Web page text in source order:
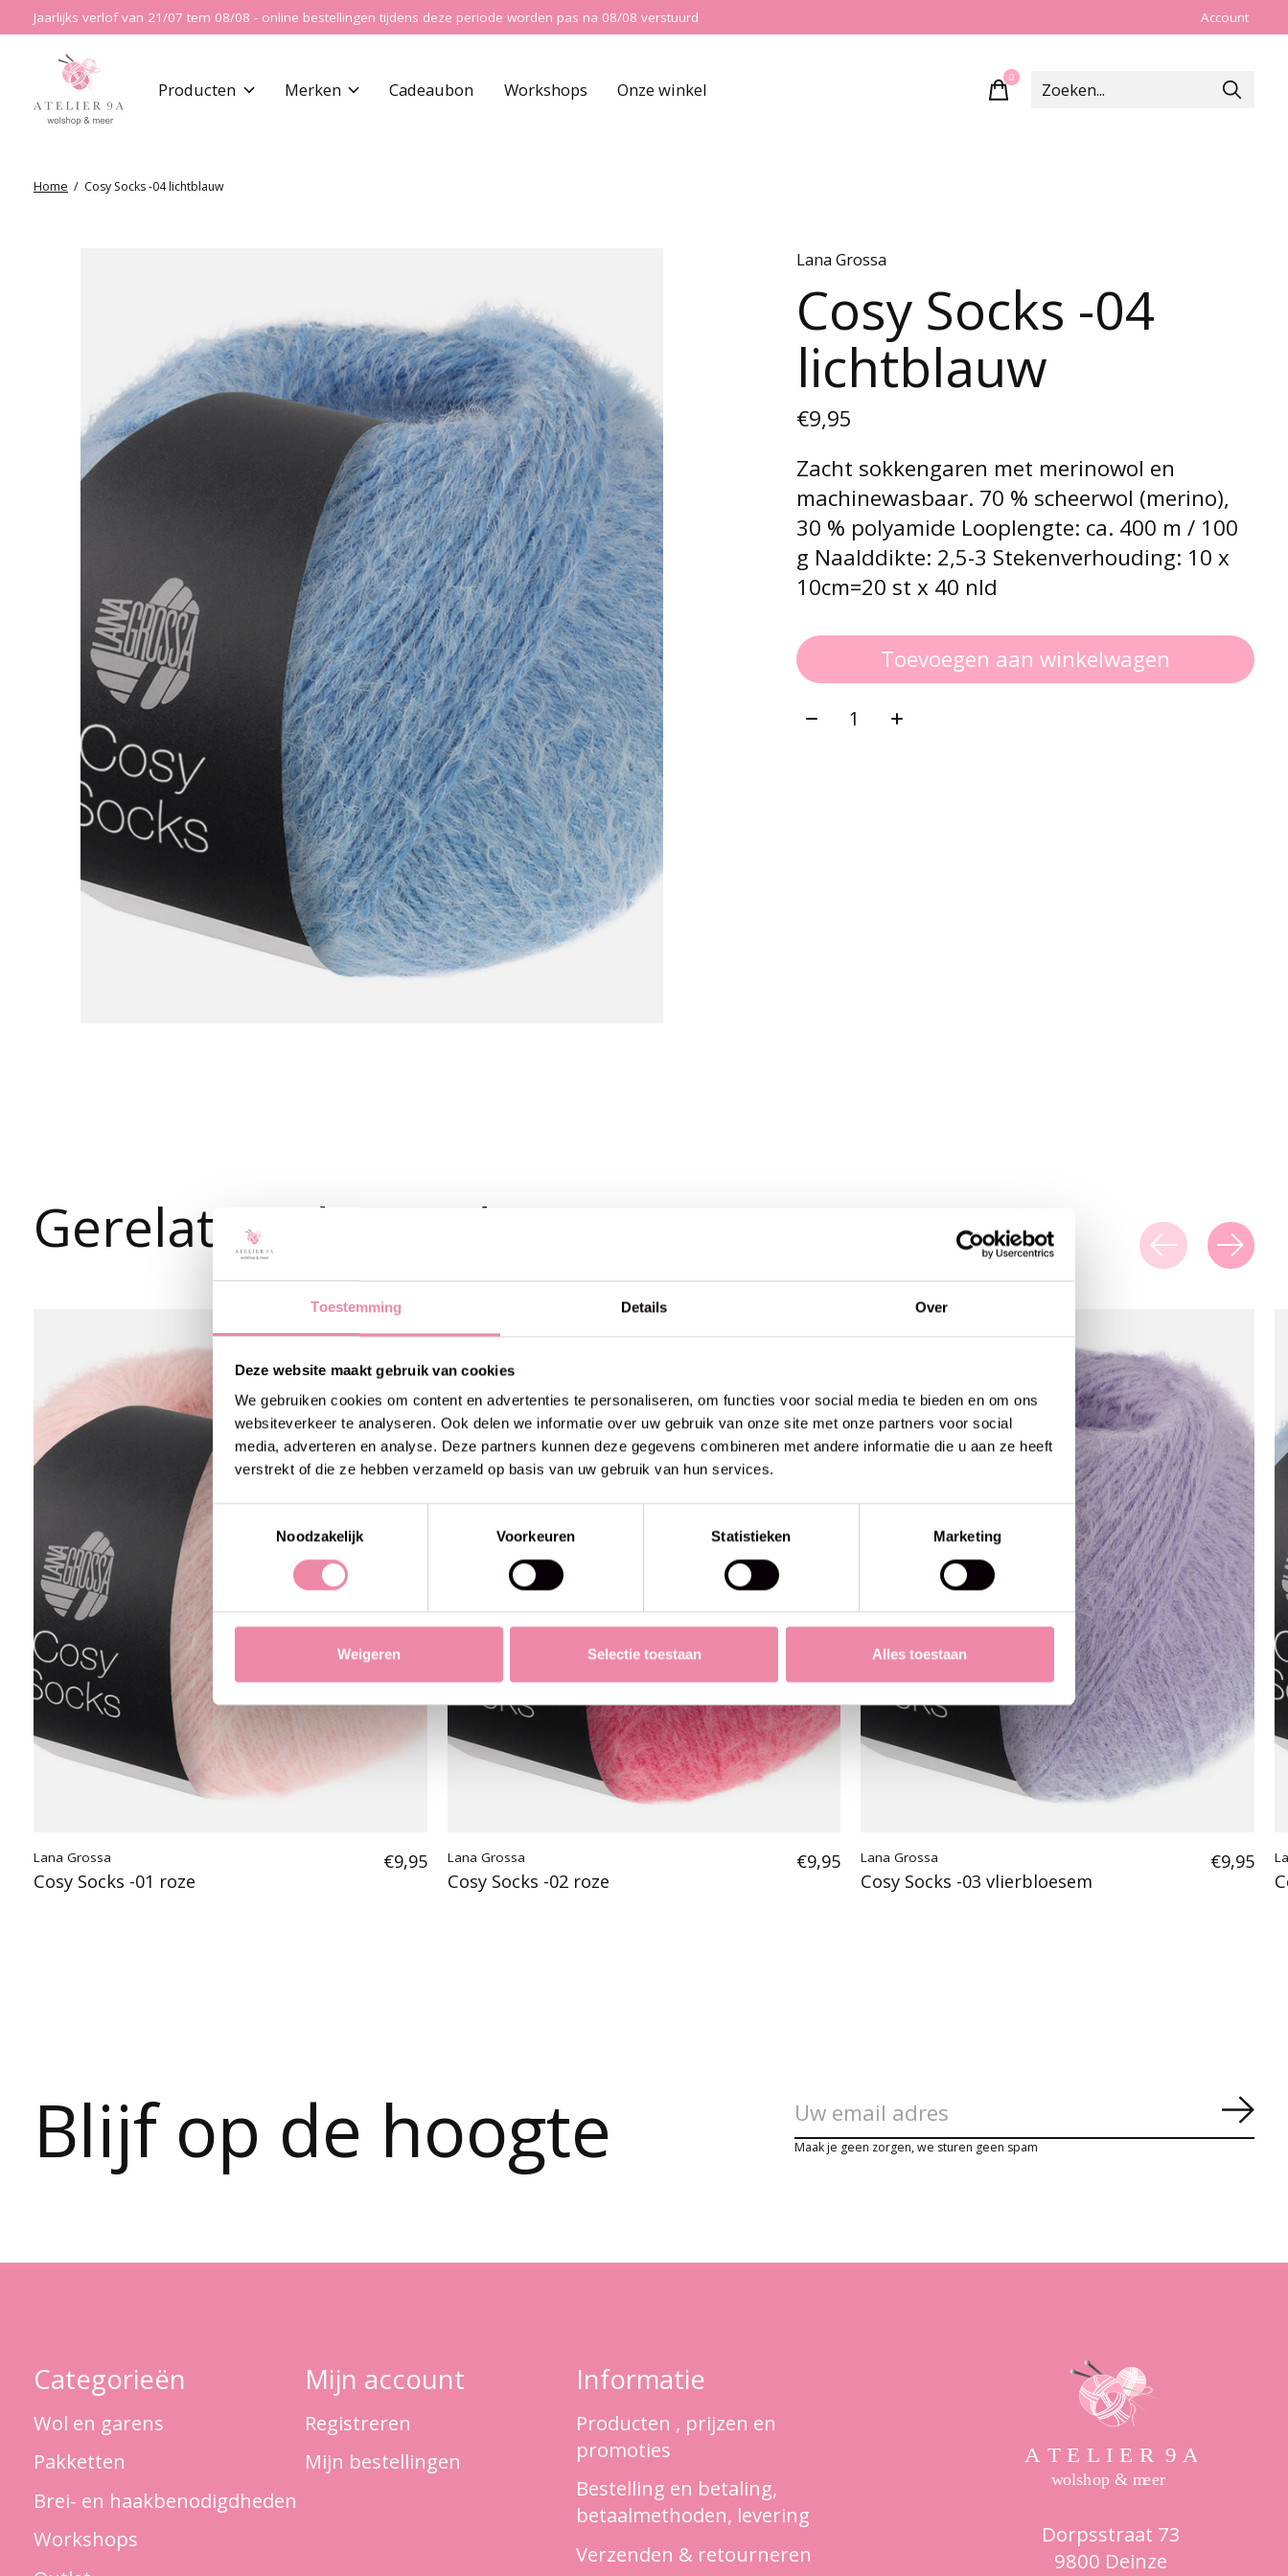
Toestemming Details Over
Deze website maakt gebruik van cookies
We gebruiken cookies om content en advertenties te personaliseren, om functies voor social media te bieden en om ons
websiteverkeer te analyseren. Ook delen we informatie over uw gebruik van onze site met onze partners voor social
media, adverteren en analyse. Deze partners kunnen deze gegevens combineren met andere informatie die u aan ze heeft
verstrekt of die ze hebben verzameld op basis van uw gebruik van hun services.
Toestemmingsselectie
Noodzakelijk
Voorkeuren Statistieken Marketing
Weigeren Selectie toestaan Alles toestaan
Jaarlijks verlof van 21/07 tem 08/08 - online bestellingen tijdens deze periode worden pas na 08/08 verstuurd Account
Producten Merken Cadeaubon Workshops Onze winkel
0items
Home / Cosy Socks -04 lichtblauw
Lana Grossa
Cosy Socks -04
lichtblauw
€9,95
Zacht sokkengaren met merinowol en
machinewasbaar. 70 % scheerwol (merino),
30 % polyamide Looplengte: ca. 400 m / 100
g Naalddikte: 2,5-3 Stekenverhouding: 10 x
10cm=20 st x 40 nld
Toevoegen aan winkelwagen
Aantal:
Gerelateerde producten
Lana Grossa
Cosy Socks -01 roze
€9,95 Lana Grossa
Cosy Socks -02 roze
€9,95 Lana Grossa
Cosy Socks -03 vlierbloesem
€9,95
Blijf op de hoogte Maak je geen zorgen, we sturen geen spam
Categorieën
Wol en garens
Pakketten
Brei- en haakbenodigdheden
Workshops
Mijn account
Registreren
Mijn bestellingen
Informatie
Producten , prijzen en
promoties
Bestelling en betaling,
betaalmethoden, levering
Verzenden & retourneren
Dorpsstraat 73
9800 Deinze